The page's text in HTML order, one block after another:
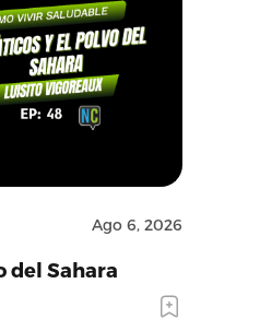
Ago 6, 2026
del Sahara